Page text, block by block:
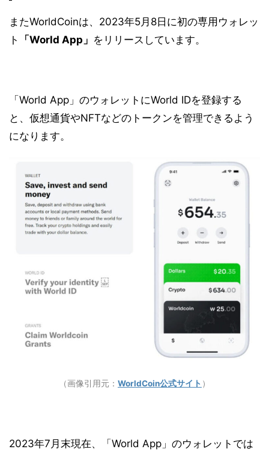
またWorldCoinは、2023年5月8日に初の専用ウォレッ
ト
「World App」 をリリースしています。
「World App」のウォレットにWorld IDを登録する
と、仮想通貨やNFTなどのトークンを管理できるよう
になります。
（画像引用元： WorldCoin公式サイト ）
2023年7月末現在、「World App」のウォレットでは